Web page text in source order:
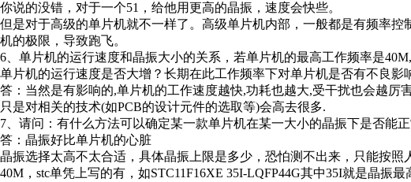
你说的没错，对于一个51，给他用更高的晶振，速度会快些。
但是对于高级的单片机就不一样了。高级单片机内部，一般都是有频率
机的极限，导致跑飞。
6、单片机的运行速度和晶振大小的关系，若单片机的最高工作频率是
单片机的运行速度是否大增？长期在此工作频率下对单片机是否有不良影
答：当然是有影响的,单片机的工作速度越快,功耗也越大,受干扰也会越厉
只是对相关的技术(如PCB的设计元件的选取等)会高去很多.
7、请问：有什么方法可以确定某一款单片机在某一大小的晶振下是否能正
答：晶振好比单片机的心脏
晶振选择太高不太合适，具体晶振上限是多少，恐怕测不出来，只能按
40M，stc单凭上写的有，如STC11F16XE 35I-LQFP44G其中35I就是晶振最